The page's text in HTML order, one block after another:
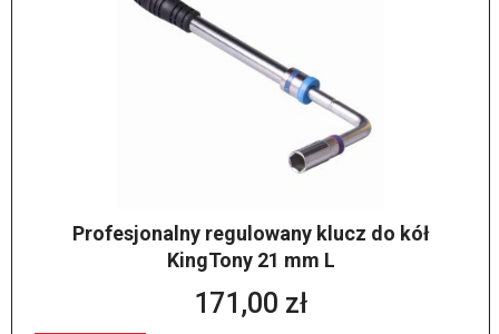
Profesjonalny regulowany klucz do kół
KingTony 21 mm L
171,00 zł